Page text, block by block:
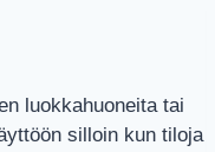
luokkahuoneita tai
silloin kun tiloja